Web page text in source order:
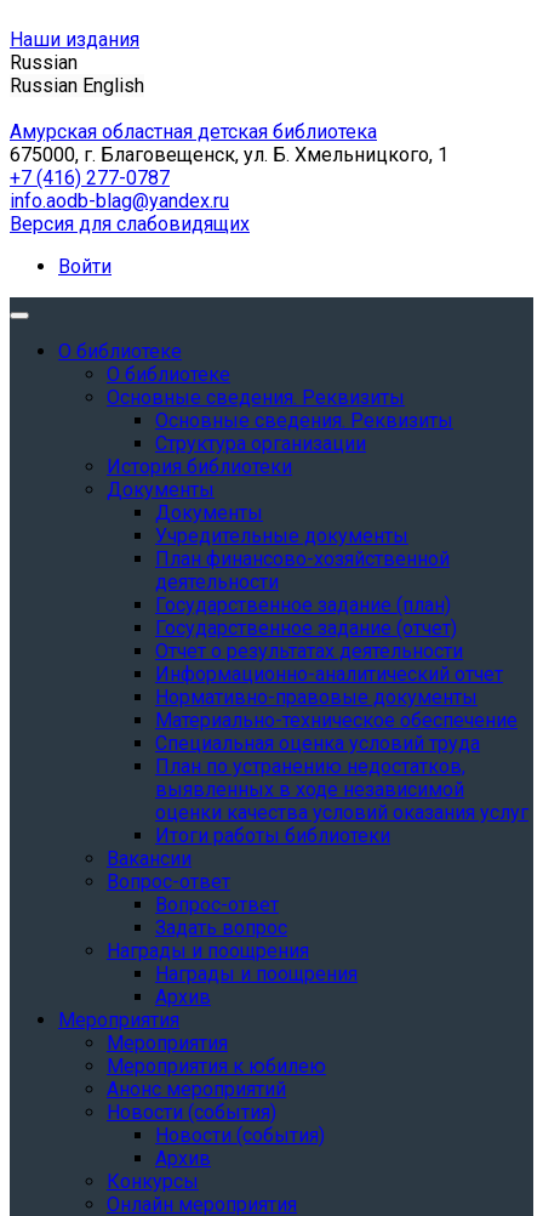
Наши издания
Russian
Russian English
Амурская областная детская библиотека
675000, г. Благовещенск, ул. Б. Хмельницкого, 1
+7 (416) 277-0787
info.aodb-blag@yandex.ru
Версия для слабовидящих
Войти
О библиотеке
О библиотеке
Основные сведения. Реквизиты
Основные сведения. Реквизиты
Структура организации
История библиотеки
Документы
Документы
Учредительные документы
План финансово-хозяйственной
деятельности
Государственное задание (план)
Государственное задание (отчет)
Отчет о результатах деятельности
Информационно-аналитический отчет
Нормативно-правовые документы
Материально-техническое обеспечение
Специальная оценка условий труда
План по устранению недостатков,
выявленных в ходе независимой
оценки качества условий оказания услуг
Итоги работы библиотеки
Вакансии
Вопрос-ответ
Вопрос-ответ
Задать вопрос
Награды и поощрения
Награды и поощрения
Архив
Мероприятия
Мероприятия
Мероприятия к юбилею
Анонс мероприятий
Новости (события)
Новости (события)
Архив
Конкурсы
Онлайн мероприятия